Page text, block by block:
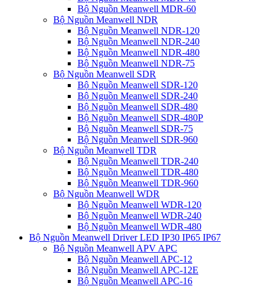
Bộ Nguồn Meanwell MDR-60
Bộ Nguồn Meanwell NDR
Bộ Nguồn Meanwell NDR-120
Bộ Nguồn Meanwell NDR-240
Bộ Nguồn Meanwell NDR-480
Bộ Nguồn Meanwell NDR-75
Bộ Nguồn Meanwell SDR
Bộ Nguồn Meanwell SDR-120
Bộ Nguồn Meanwell SDR-240
Bộ Nguồn Meanwell SDR-480
Bộ Nguồn Meanwell SDR-480P
Bộ Nguồn Meanwell SDR-75
Bộ Nguồn Meanwell SDR-960
Bộ Nguồn Meanwell TDR
Bộ Nguồn Meanwell TDR-240
Bộ Nguồn Meanwell TDR-480
Bộ Nguồn Meanwell TDR-960
Bộ Nguồn Meanwell WDR
Bộ Nguồn Meanwell WDR-120
Bộ Nguồn Meanwell WDR-240
Bộ Nguồn Meanwell WDR-480
Bộ Nguồn Meanwell Driver LED IP30 IP65 IP67
Bộ Nguồn Meanwell APV APC
Bộ Nguồn Meanwell APC-12
Bộ Nguồn Meanwell APC-12E
Bộ Nguồn Meanwell APC-16